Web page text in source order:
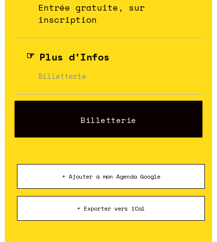
Entrée gratuite, sur
inscription
Plus d'Infos
Billetterie
Billetterie
+ Ajouter à mon Agenda Google
+ Exporter vers iCal